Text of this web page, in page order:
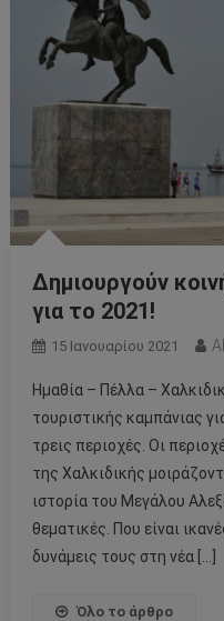
Δημιουργούν
για το 2021!
15 Ιανουαρίου 2021
Ημαθία – Πέλλα –
τουριστικής καμπάνιας
τρεις περιοχές. Οι
της Χαλκιδικής
ιστορία του Μεγάλου
θεματικές. Που είναι
δυνάμεις τους στη νέα […]
Όλο το άρθρο